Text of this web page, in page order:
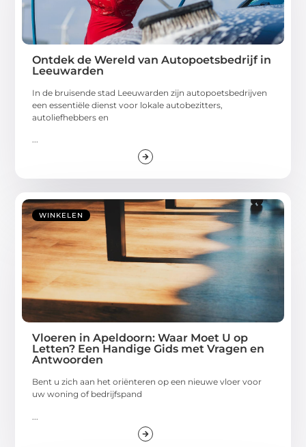
Ontdek de Wereld van Autopoetsbedrijf in
Leeuwarden
In de bruisende stad Leeuwarden zijn autopoetsbedrijven
een essentiële dienst voor lokale autobezitters,
autoliefhebbers en
...
WINKELEN
Vloeren in Apeldoorn: Waar Moet U op
Letten? Een Handige Gids met Vragen en
Antwoorden
Bent u zich aan het oriënteren op een nieuwe vloer voor
uw woning of bedrijfspand